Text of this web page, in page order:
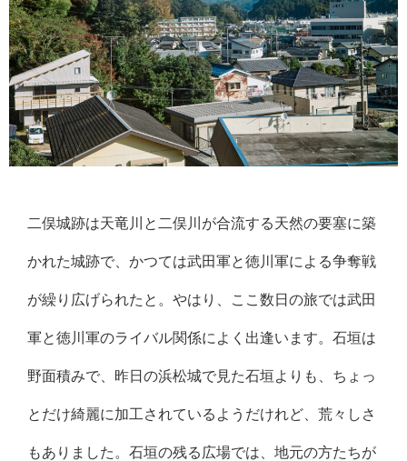
二俣城跡は天竜川と二俣川が合流する天然の要塞に築
かれた城跡で、かつては武田軍と徳川軍による争奪戦
が繰り広げられたと。やはり、ここ数日の旅では武田
軍と徳川軍のライバル関係によく出逢います。石垣は
野面積みで、昨日の浜松城で見た石垣よりも、ちょっ
とだけ綺麗に加工されているようだけれど、荒々しさ
もありました。石垣の残る広場では、地元の方たちが